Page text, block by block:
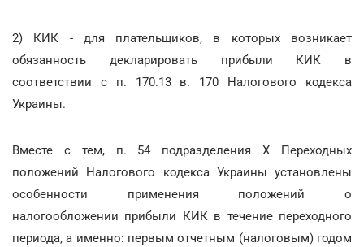
2) КИК - для плательщиков, в которых возникает
обязанность декларировать прибыли КИК в
соответствии с п. 170.13 в. 170 Налогового кодекса
Украины.
Вместе с тем, п. 54 подразделения Х Переходных
положений Налогового кодекса Украины установлены
особенности применения положений о
налогообложении прибыли КИК в течение переходного
периода, а именно: первым отчетным (налоговым) годом